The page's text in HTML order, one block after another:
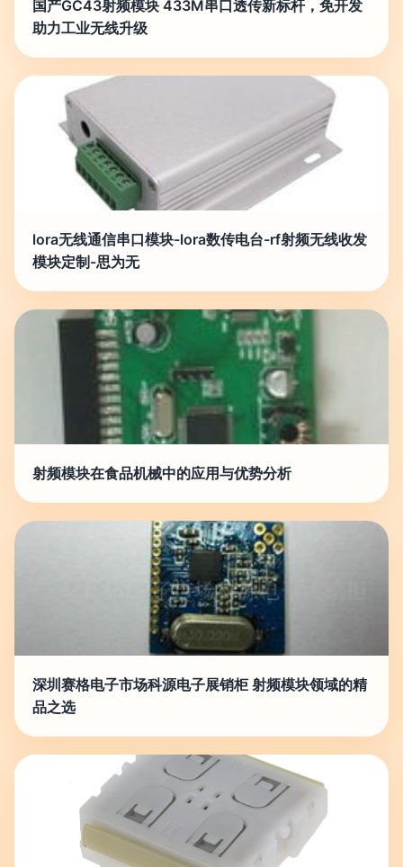
国产GC43射频模块 433M串口透传新标杆，免开发
助力工业无线升级
lora无线通信串口模块-lora数传电台-rf射频无线收发
模块定制-思为无
射频模块在食品机械中的应用与优势分析
深圳赛格电子市场科源电子展销柜 射频模块领域的精
品之选